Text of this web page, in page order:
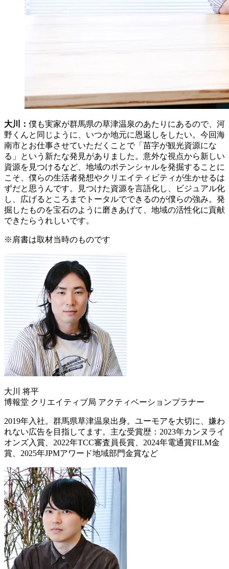
大川 ： 僕も実家が群馬県の草津温泉のあたりにあるので、河
野くんと同じように、いつか地元に恩返しをしたい。今回海
南市とお仕事させていただくことで「苗字が観光資源にな
る」という新たな発見がありました。意外な視点から新しい
資源を見つけるなど、地域のポテンシャルを発掘することに
こそ、僕らの生活者発想やクリエイティビティが生かせるは
ずだと思うんです。見つけた資源を言語化し、ビジュアル化
し、広げるところまでトータルでできるのが僕らの強み。発
掘したものを宝石のように磨きあげて、地域の活性化に貢献
できたらうれしいです。
※肩書は取材当時のものです
大川 将平
博報堂 クリエイティブ局 アクティベーションプラナー
2019年入社。群馬県草津温泉出身。ユーモアを大切に、嫌わ
れない広告を目指してます。主な受賞歴：2023年カンヌライ
オンズ入賞、2022年TCC審査員長賞、2024年電通賞FILM金
賞、2025年JPMアワード地域部門金賞など